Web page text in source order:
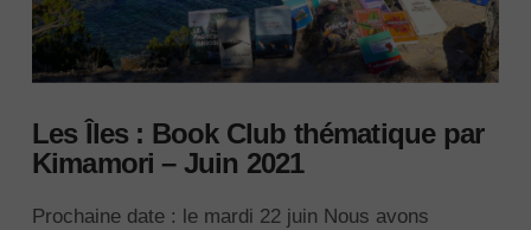
Les Îles : Book Club thématique par
Kimamori – Juin 2021
Prochaine date : le mardi 22 juin Nous avons